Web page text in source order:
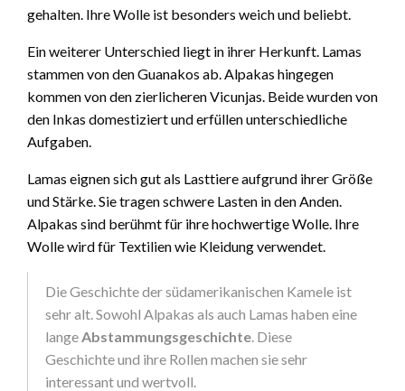
gehalten. Ihre Wolle ist besonders weich und beliebt.
Ein weiterer Unterschied liegt in ihrer Herkunft. Lamas
stammen von den Guanakos ab. Alpakas hingegen
kommen von den zierlicheren Vicunjas. Beide wurden von
den Inkas domestiziert und erfüllen unterschiedliche
Aufgaben.
Lamas eignen sich gut als Lasttiere aufgrund ihrer Größe
und Stärke. Sie tragen schwere Lasten in den Anden.
Alpakas sind berühmt für ihre hochwertige Wolle. Ihre
Wolle wird für Textilien wie Kleidung verwendet.
Die Geschichte der südamerikanischen Kamele ist
sehr alt. Sowohl Alpakas als auch Lamas haben eine
lange Abstammungsgeschichte . Diese
Geschichte und ihre Rollen machen sie sehr
interessant und wertvoll.